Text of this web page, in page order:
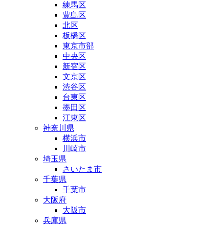
練馬区
豊島区
北区
板橋区
東京市部
中央区
新宿区
文京区
渋谷区
台東区
墨田区
江東区
神奈川県
横浜市
川崎市
埼玉県
さいたま市
千葉県
千葉市
大阪府
大阪市
兵庫県